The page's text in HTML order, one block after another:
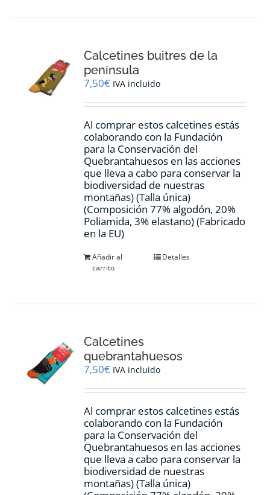
Calcetines buitres de la
península
7,50€ IVA incluido
Al comprar estos calcetines estás
colaborando con la Fundación
para la Conservación del
Quebrantahuesos en las acciones
que lleva a cabo para conservar la
biodiversidad de nuestras
montañas) (Talla única)
(Composición 77% algodón, 20%
Poliamida, 3% elastano) (Fabricado
en la EU)
Añadir al
carrito
Detalles
Calcetines
quebrantahuesos
7,50€ IVA incluido
Al comprar estos calcetines estás
colaborando con la Fundación
para la Conservación del
Quebrantahuesos en las acciones
que lleva a cabo para conservar la
biodiversidad de nuestras
montañas) (Talla única)